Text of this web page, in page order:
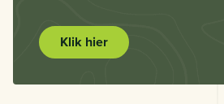
Klik hier